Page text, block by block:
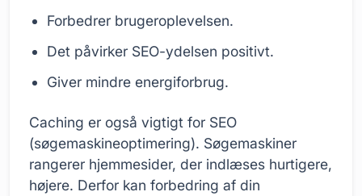
Forbedrer brugeroplevelsen.
Det påvirker SEO-ydelsen positivt.
Giver mindre energiforbrug.
Caching er også vigtigt for SEO
(søgemaskineoptimering). Søgemaskiner
rangerer hjemmesider, der indlæses hurtigere,
højere. Derfor kan forbedring af din